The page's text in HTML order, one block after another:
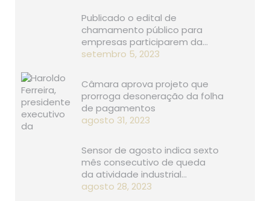
Publicado o edital de
chamamento público para
empresas participarem da…
setembro 5, 2023
Câmara aprova projeto que
prorroga desoneração da folha
de pagamentos
agosto 31, 2023
Sensor de agosto indica sexto
mês consecutivo de queda
da atividade industrial…
agosto 28, 2023